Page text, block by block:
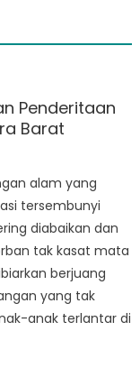
Penderitaan
Barat
alam yang
tersembunyi
diabaikan dan
tak kasat mata
berjuang
yang tak
anak terlantar di